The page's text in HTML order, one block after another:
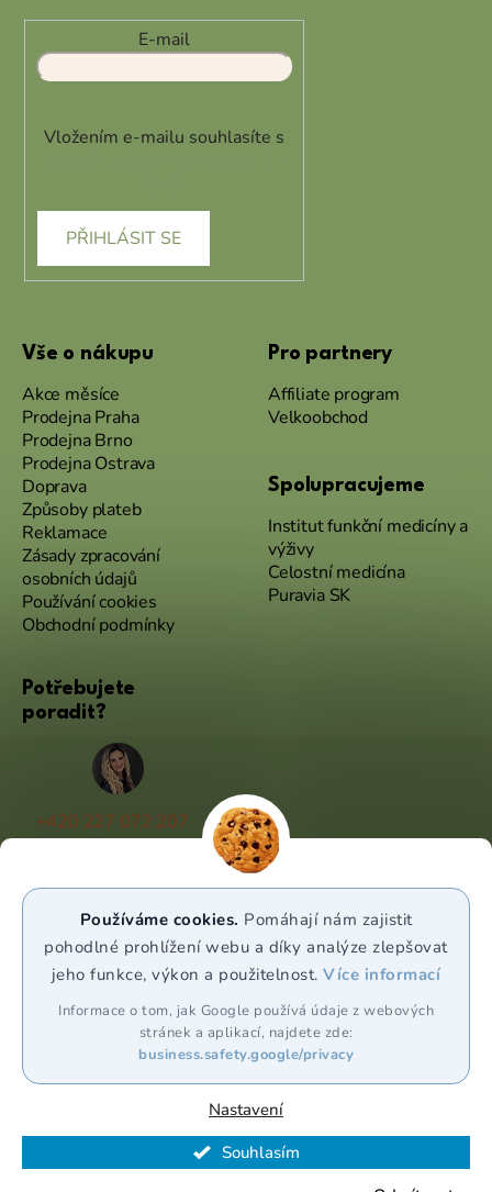
Používáme cookies. Pomáhají nám zajistit
pohodlné prohlížení webu a díky analýze zlepšovat
jeho funkce, výkon a použitelnost.Více informací
Informace o tom, jak Google používá údaje z webových
stránek a aplikací, najdete zde:
business.safety.google/privacy
Nastavení
Souhlasím
E-mail
Vložením e-mailu souhlasíte s
PŘIHLÁSIT SE
Vše o nákupu
Akce měsíce
Prodejna Praha
Prodejna Brno
Prodejna Ostrava
Doprava
Způsoby plateb
Reklamace
Zásady zpracování
osobních údajů
Používání cookies
Obchodní podmínky
Pro partnery
Affiliate program
Velkoobchod
Spolupracujeme
Institut funkční medicíny a
výživy
Celostní medicína
Puravia SK
Potřebujete
poradit?
+420 227 072 207
(Po - Pá 9:00 - 17:00)
WhatsApp
Vytvořil Shoptet Premium